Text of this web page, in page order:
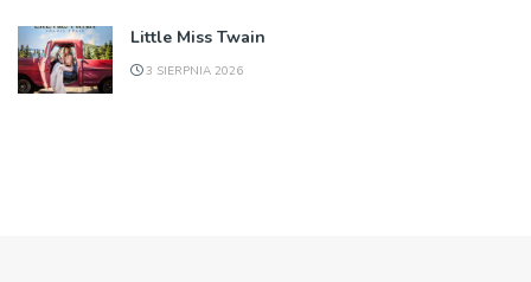
Little Miss Twain
3 SIERPNIA 2026